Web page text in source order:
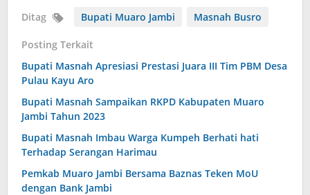
Ditag Bupati Muaro Jambi Masnah Busro
Posting Terkait
Bupati Masnah Apresiasi Prestasi Juara III Tim PBM Desa
Pulau Kayu Aro
Bupati Masnah Sampaikan RKPD Kabupaten Muaro
Jambi Tahun 2023
Bupati Masnah Imbau Warga Kumpeh Berhati hati
Terhadap Serangan Harimau
Pemkab Muaro Jambi Bersama Baznas Teken MoU
dengan Bank Jambi